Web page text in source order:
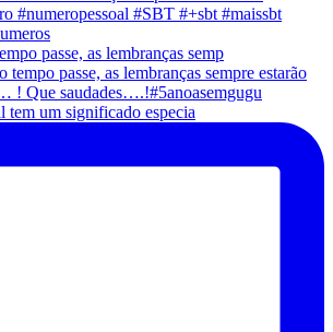
passe, as lembranças semp
tem um significado especia